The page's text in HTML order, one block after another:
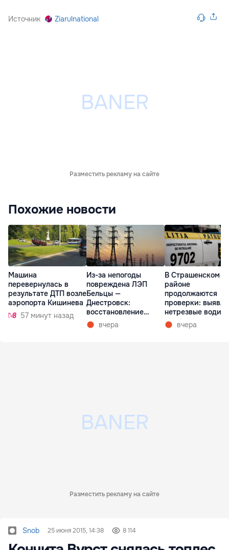
Источник Ziarulnational
Разместить рекламу на сайте
Похожие новости
Машина
перевернулась в
результате ДТП возле
аэропорта Кишинева
57 минут назад
Из-за непогоды
повреждена ЛЭП
Бельцы —
Днестровск:
восстановление
займет более недели
вчера
В Страшенском
районе
продолжаются
проверки:
нетрезвые
вчера
Разместить рекламу на сайте
Snob 25 июня 2015, 14:38 8 114